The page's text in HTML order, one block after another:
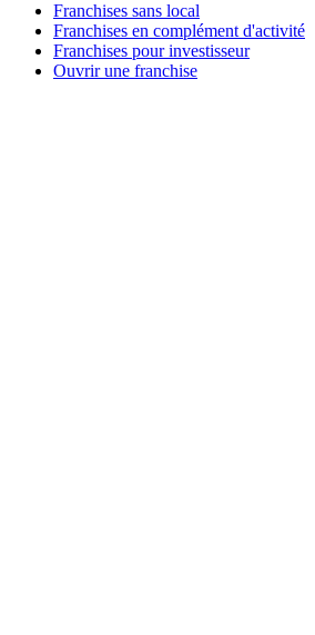
Franchises sans local
Franchises en complément d'activité
Franchises pour investisseur
Ouvrir une franchise